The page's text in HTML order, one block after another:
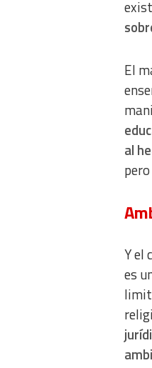
El
al
Y el
es
Develop and improve
Use limited data to select
Use precise geolocation
Identify devices based on
Non-IAB processing purposes: